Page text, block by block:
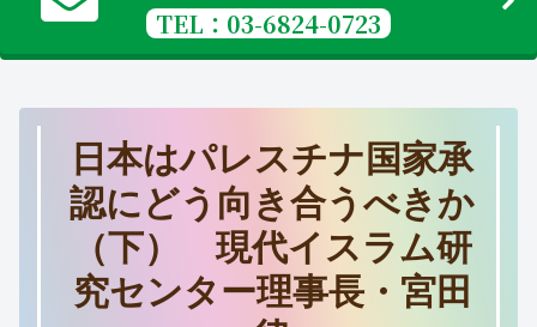
TEL：03-6824-0723
日本はパレスチナ国家承
認にどう向き合うべきか
（下） 現代イスラム研
究センター理事長・宮田